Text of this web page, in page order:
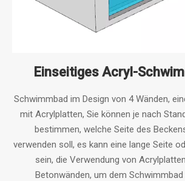
Einseitiges Acryl-
Schwimmbad im Design von 4 Wänden,
mit Acrylplatten, Sie können je nach
bestimmen, welche Seite des
verwenden soll, es kann eine lange Seite
sein, die Verwendung von
Betonwänden, um dem